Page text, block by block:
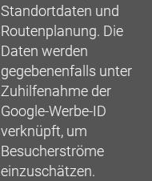
Standortdaten und
Routenplanung. Die
Daten werden
gegebenenfalls unter
Zuhilfenahme der
Google-Werbe-ID
verknüpft, um
Besucherströme
einzuschätzen.